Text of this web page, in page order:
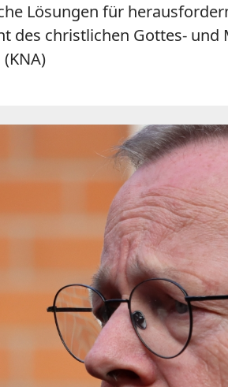
Lösungen für
des christlichen Gottes-